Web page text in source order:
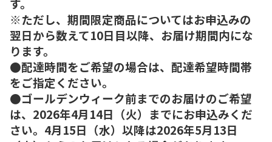
※ただし、期間限定商品についてはお申込みの
翌日から数えて10日目以降、お届け期間内にな
ります。
●配達時間をご希望の場合は、配達希望時間帯
をご指定ください。
●ゴールデンウィーク前までのお届けのご希望
は、2026年4月14日（火）までにお申込みくだ
さい。4月15日（水）以降は2026年5月13日